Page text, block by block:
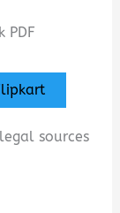
PDF
legal sources